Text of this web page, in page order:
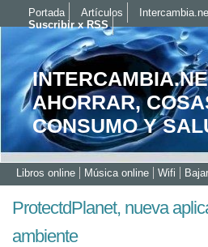
AHORRAR,
CONSUMO Y
Libros online Música online Wifi
ProtectdPlanet, nueva
ambiente
Portada Artículos
Suscribir x RSS